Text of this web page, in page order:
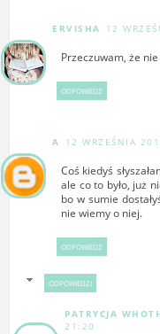
ERVISHA 12
Przeczuwam, że
ODPOWIEDZ
A 12 WRZEŚNIA
Coś kiedyś
ale co to było, już
bo w sumie
nie wiemy o niej.
ODPOWIEDZ
ODPOWIEDZI
PATRYCJA
21:20